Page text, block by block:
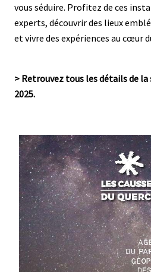
vous séduire. Profitez de ces
experts, découvrir des lieux
et vivre des expériences au cœur
> Retrouvez tous les détails de la
2025.
Média
Image